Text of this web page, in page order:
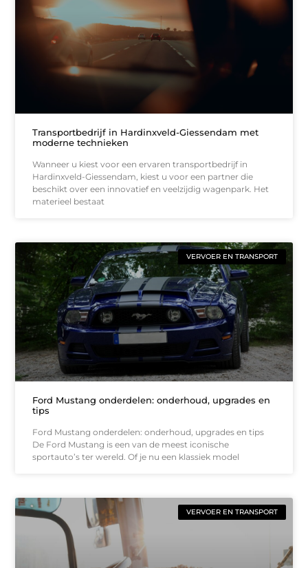
Transportbedrijf in Hardinxveld-Giessendam met
moderne technieken
Wanneer u kiest voor een ervaren transportbedrijf in
Hardinxveld-Giessendam, kiest u voor een partner die
beschikt over een innovatief en veelzijdig wagenpark. Het
materieel bestaat
VERVOER EN TRANSPORT
Ford Mustang onderdelen: onderhoud, upgrades en
tips
Ford Mustang onderdelen: onderhoud, upgrades en tips
De Ford Mustang is een van de meest iconische
sportauto’s ter wereld. Of je nu een klassiek model
VERVOER EN TRANSPORT